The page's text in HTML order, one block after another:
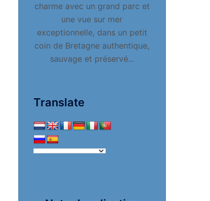
charme avec un grand parc et
une vue sur mer
exceptionnelle, dans un petit
coin de Bretagne authentique,
sauvage et préservé...
Translate